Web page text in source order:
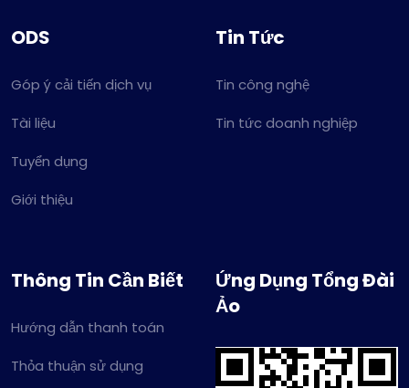
ODS
Góp ý cải tiến dịch vụ
Tài liệu
Tuyển dụng
Giới thiệu
Tin Tức
Tin công nghệ
Tin tức doanh nghiệp
Thông Tin Cần Biết
Hướng dẫn thanh toán
Thỏa thuận sử dụng
Ứng Dụng Tổng Đài
Ảo